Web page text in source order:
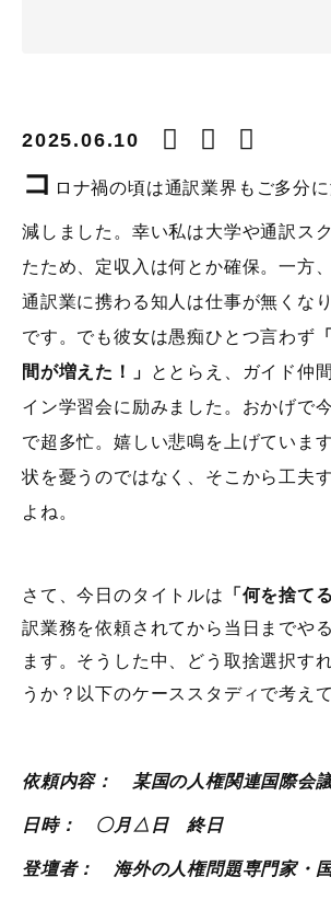
2025.06.10
コ ロナ禍の頃は通訳業界もご多分
減しました。幸い私は大学や通訳ス
たため、定収入は何とか確保。一方
通訳業に携わる知人は仕事が無くな
です。でも彼女は愚痴ひとつ言わず
間が増えた！」
ととらえ、ガイド仲
イン学習会に励みました。おかげで
で超多忙。嬉しい悲鳴を上げていま
状を憂うのではなく、そこから工夫
よね。
さて、今日のタイトルは 「何を捨て
訳業務を依頼されてから当日までや
ます。そうした中、どう取捨選択す
うか？以下のケーススタディで考え
依頼内容： 某国の人権関連国際会
日時： 〇月△日 終日
登壇者： 海外の人権問題専門家・